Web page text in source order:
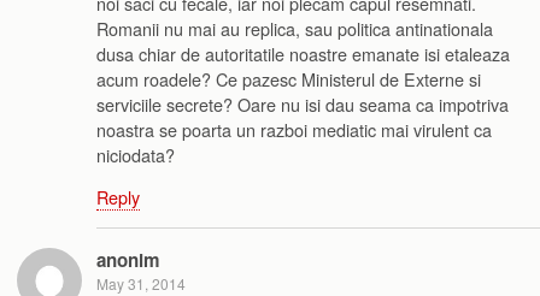
Romanii nu mai au replica, sau politica antinationala
dusa chiar de autoritatile noastre emanate isi etaleaza
acum roadele? Ce pazesc Ministerul de Externe si
serviciile secrete? Oare nu isi dau seama ca impotriva
noastra se poarta un razboi mediatic mai virulent ca
niciodata?
Reply
anonim
May 31, 2014